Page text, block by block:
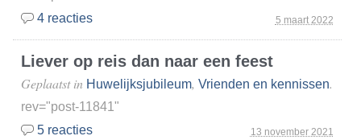
5 maart 2022
4 reacties
Liever op reis dan naar een feest
13 november 2021
Geplaatst in Huwelijksjubileum, Vrienden en kennissen.
rev="post-11841"
5 reacties